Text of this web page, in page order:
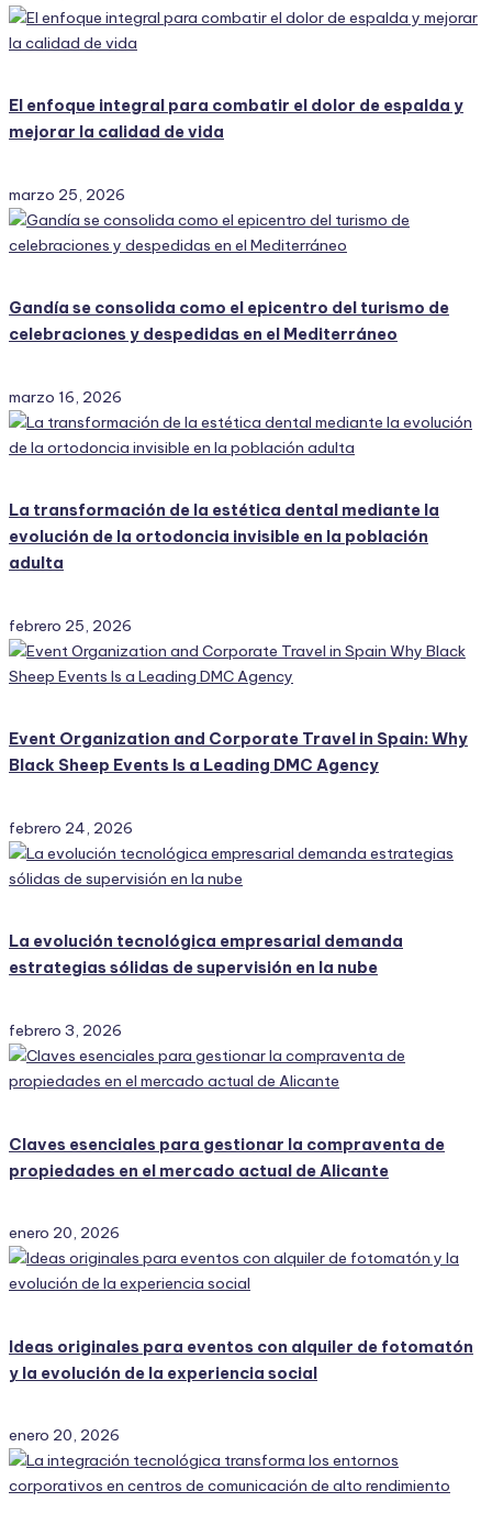
El enfoque integral para combatir el dolor de espalda y
mejorar la calidad de vida
marzo 25, 2026
Gandía se consolida como el epicentro del turismo de
celebraciones y despedidas en el Mediterráneo
marzo 16, 2026
La transformación de la estética dental mediante la
evolución de la ortodoncia invisible en la población
adulta
febrero 25, 2026
Event Organization and Corporate Travel in Spain: Why
Black Sheep Events Is a Leading DMC Agency
febrero 24, 2026
La evolución tecnológica empresarial demanda
estrategias sólidas de supervisión en la nube
febrero 3, 2026
Claves esenciales para gestionar la compraventa de
propiedades en el mercado actual de Alicante
enero 20, 2026
Ideas originales para eventos con alquiler de fotomatón
y la evolución de la experiencia social
enero 20, 2026